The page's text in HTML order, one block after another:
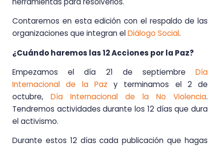
Contaremos en esta edición con el respaldo de las
organizaciones que integran elDiálogo Social.
¿Cuándo haremos las 12 Acciones por la Paz?
Empezamos el día 21 de septiembre Día
Internacional de la Paz y terminamos el 2 de
octubre, Día Internacional de la No Violencia.
Tendremos actividades durante los 12 días que dura
el activismo.
Durante estos 12 días cada publicación que hagas